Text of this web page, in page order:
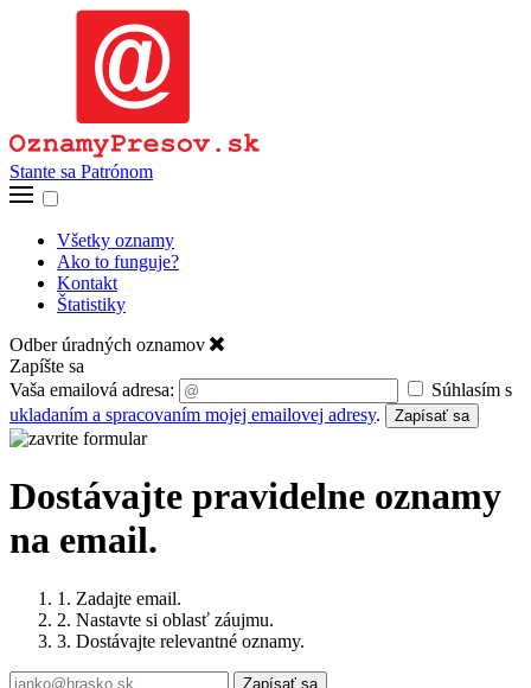
Stante sa Patrónom
Všetky oznamy
Ako to funguje?
Kontakt
Štatistiky
Odber úradných oznamov
Zapíšte sa
Vaša emailová adresa:
Súhlasím s
ukladaním a spracovaním mojej emailovej adresy. Zapísať sa
Dostávajte pravidelne oznamy
na email.
1. Zadajte email.
2. Nastavte si oblasť záujmu.
3. Dostávajte relevantné oznamy.
Zapísať sa